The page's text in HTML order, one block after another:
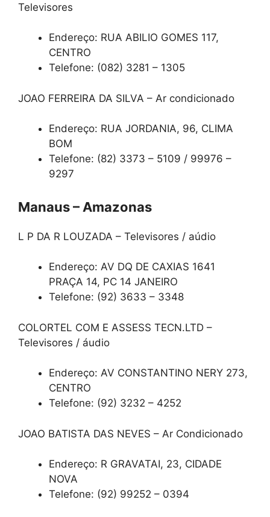
Televisores
Endereço: RUA ABILIO GOMES 117,
CENTRO
Telefone: (082) 3281 – 1305
JOAO FERREIRA DA SILVA – Ar condicionado
Endereço: RUA JORDANIA, 96, CLIMA
BOM
Telefone: (82) 3373 – 5109 / 99976 –
9297
Manaus – Amazonas
L P DA R LOUZADA – Televisores / aúdio
Endereço: AV DQ DE CAXIAS 1641
PRAÇA 14, PC 14 JANEIRO
Telefone: (92) 3633 – 3348
COLORTEL COM E ASSESS TECN.LTD –
Televisores / áudio
Endereço: AV CONSTANTINO NERY 273,
CENTRO
Telefone: (92) 3232 – 4252
JOAO BATISTA DAS NEVES – Ar Condicionado
Endereço: R GRAVATAI, 23, CIDADE
NOVA
Telefone: (92) 99252 – 0394